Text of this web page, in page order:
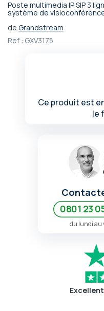
Poste multimedia IP SIP 3
système de
de Grandstream
Ref : GXV3175
Ce produit est
le
Passer
début
de
0801 23
du lundi au
Excellent